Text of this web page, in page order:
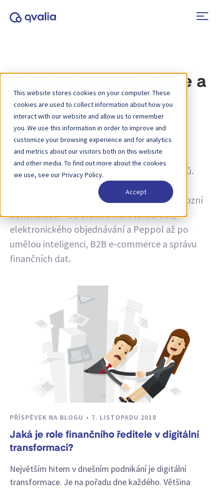
This website stores cookies on your computer. These
cookies are used to collect information about how you
interact with our website and allow us to remember
you. We use this information in order to improve and
customize your browsing experience and for analytics
and metrics about our visitors both on this website
and other media. To find out more about the cookies
we use, see our Privacy Policy.
Accept
Transakce, technologie a
trendy
Štítek:
Informace o transakcích, technologiích a
trendech a novinky o aktualizacích produktů.
Zjistěte více o tom, jak zlepšit procesy a jak
využívat transakční data pro dosažení provozní
dokonalosti – od elektronické fakturace,
elektronického objednávání a Peppol až po
umělou inteligenci, B2B e-commerce a správu
finančních dat.
PŘÍSPĚVEK NA BLOGU 7. LISTOPADU 2018
Jaká je role finančního ředitele v digitální
transformaci?
Největším hitem v dnešním podnikání je digitální
transformace. Je na pořadu dne každého. Většina